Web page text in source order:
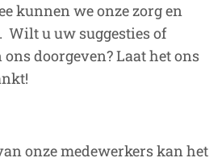
kunnen we onze zorg en
Wilt u uw suggesties of
doorgeven? Laat het ons
onze medewerkers kan het